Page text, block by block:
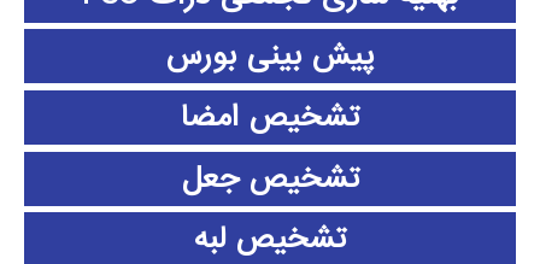
پیش بینی بورس
تشخیص امضا
تشخیص جعل
تشخیص لبه